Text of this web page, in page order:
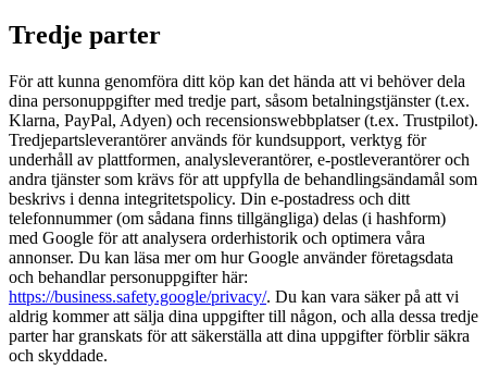
Tredje parter
För att kunna genomföra ditt köp kan det hända att vi behöver dela
dina personuppgifter med tredje part, såsom betalningstjänster (t.ex.
Klarna, PayPal, Adyen) och recensionswebbplatser (t.ex. Trustpilot).
Tredjepartsleverantörer används för kundsupport, verktyg för
underhåll av plattformen, analysleverantörer, e-postleverantörer och
andra tjänster som krävs för att uppfylla de behandlingsändamål som
beskrivs i denna integritetspolicy. Din e-postadress och ditt
telefonnummer (om sådana finns tillgängliga) delas (i hashform)
med Google för att analysera orderhistorik och optimera våra
annonser. Du kan läsa mer om hur Google använder företagsdata
och behandlar personuppgifter här:
https://business.safety.google/privacy/. Du kan vara säker på att vi
aldrig kommer att sälja dina uppgifter till någon, och alla dessa tredje
parter har granskats för att säkerställa att dina uppgifter förblir säkra
och skyddade.